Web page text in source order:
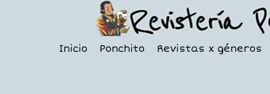
Inicio Ponchito Revistas x géneros